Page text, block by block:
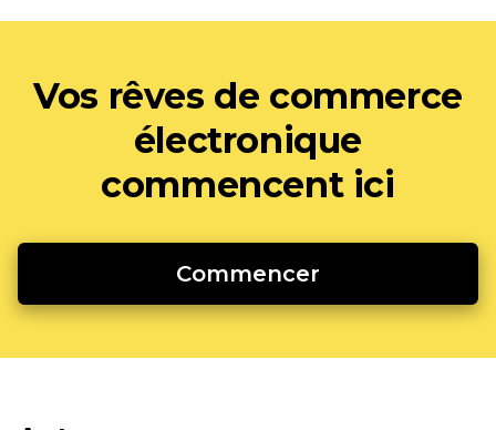
Vos rêves de commerce
électronique
commencent ici
Commencer